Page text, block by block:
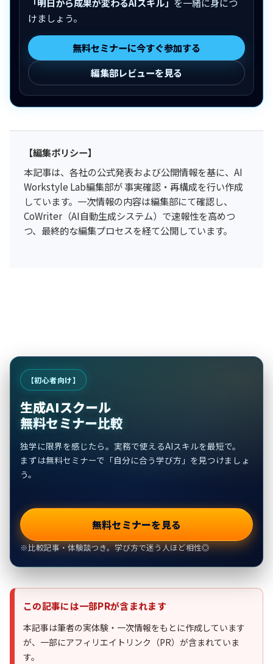
けましょう。
無料セミナーに今すぐ参加する
編集部レビューを見る
【編集ポリシー】
本記事は、各社の公式発表および公開情報を基に、AI
Workstyle Lab編集部が 事実確認・再構成を行い作成
しています。一次情報の内容は編集部にて確認し、
CoWriter（AI自動生成システム）で速報性を高めつ
つ、最終的な編集プロセスを経て公開しています。
【初心者向け】
生成AIスクール
無料セミナー比較
独学に限界を感じたら。実務で使えるAIスキルを最短で。
まずは無料セミナーで「自分に合う学び方」を見つけましょ
う。
無料セミナーを見る
※比較記事・体験談つき。学び方で迷う人ほど相性◎
この記事には一部PRが含まれます
本記事は筆者の実体験・一次情報をもとに作成しています
が、一部にアフィリエイトリンク（PR）が含まれていま
す。